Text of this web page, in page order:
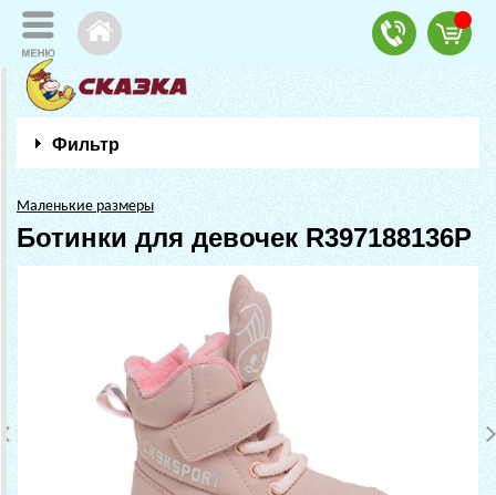
Фильтр
Маленькие размеры
Ботинки для девочек R397188136P